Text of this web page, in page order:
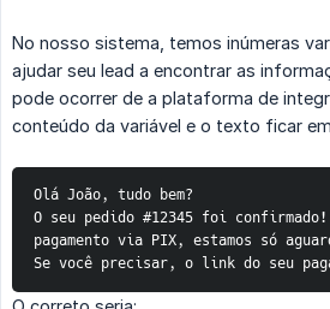
No nosso sistema, temos inúmeras
ajudar seu lead a encontrar as
pode ocorrer de a plataforma de
conteúdo da variável e o texto ficar
Olá João, tudo bem?
O seu pedido #12345 foi confirmado!
pagamento via PIX, estamos só
Se você precisar, o link do seu